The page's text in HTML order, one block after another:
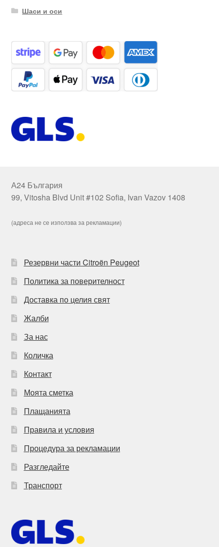
Шаси и оси
А24 България
99, Vitosha Blvd Unit #102 Sofia, Ivan Vazov 1408
(адреса не се използва за рекламации)
Резервни части Citroën Peugeot
Политика за поверителност
Доставка по целия свят
Жалби
За нас
Количка
Контакт
Моята сметка
Плащанията
Правила и условия
Процедура за рекламации
Разгледайте
Транспорт